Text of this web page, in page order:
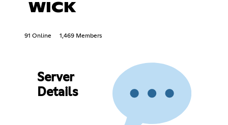
WICK
91 Online 1,469 Members
Server
Details